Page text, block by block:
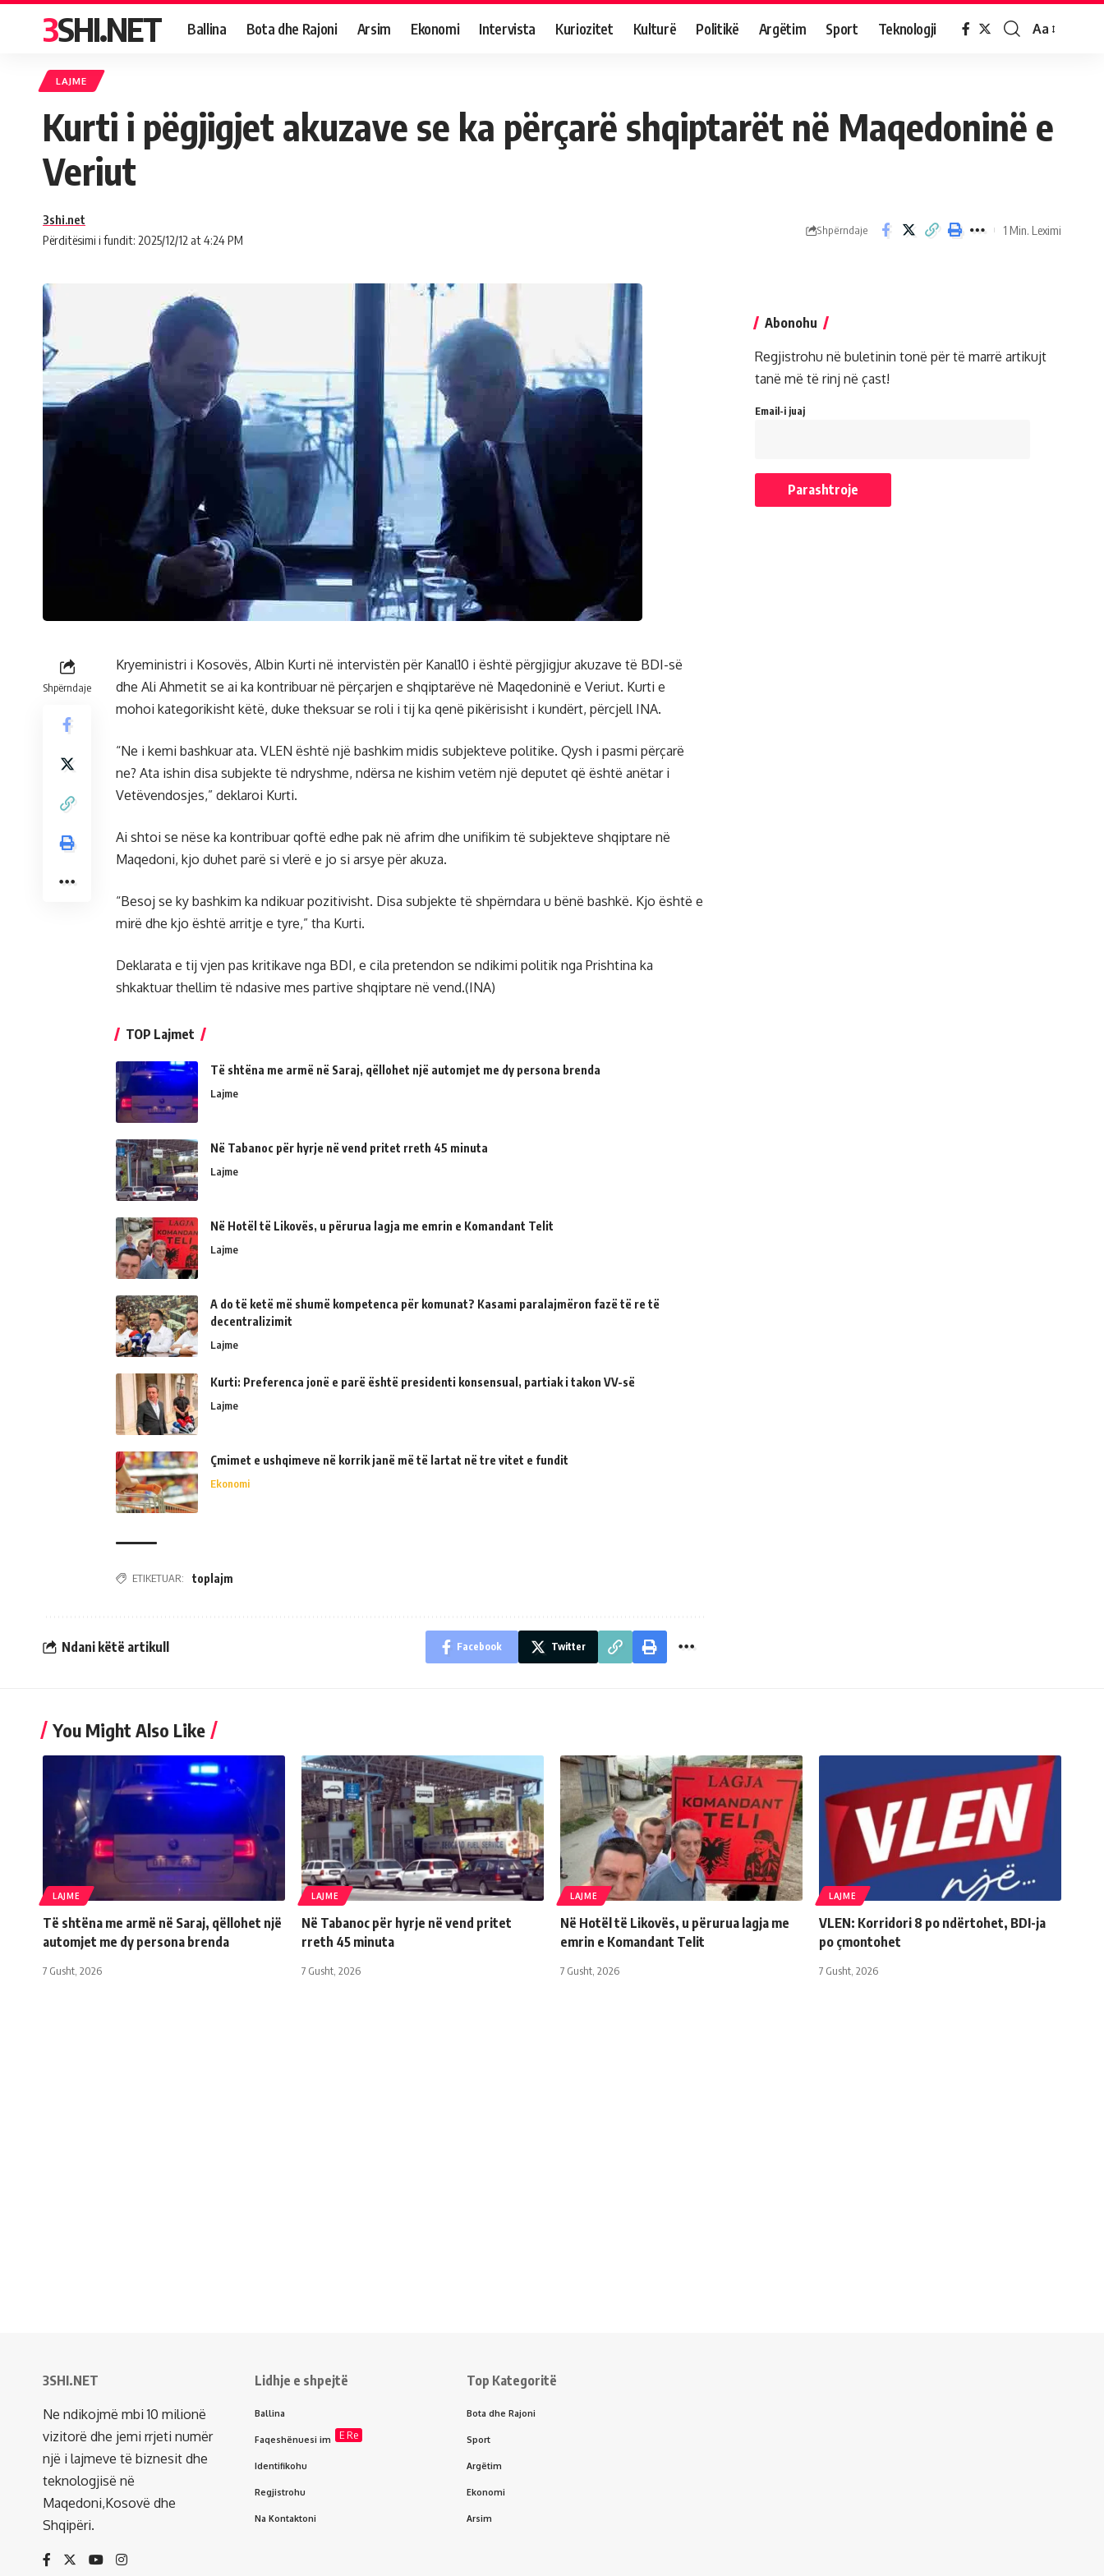
3SHI.NET Ballina Bota dhe Rajoni Arsim Ekonomi Intervista Kuriozitet Kulturë Politikë Argëtim Sport Teknologji Aa
LAJME
Kurti i pëgjigjet akuzave se ka përçarë shqiptarët në Maqedoninë e
Veriut
Përditësimi i fundit: 2025/12/12 at 4:24 PM
3shi.net
Shpërndaje 1 Min. Leximi
Shpërndaje
Kryeministri i Kosovës, Albin Kurti në intervistën për Kanal10 i është përgjigjur akuzave të BDI-së
dhe Ali Ahmetit se ai ka kontribuar në përçarjen e shqiptarëve në Maqedoninë e Veriut. Kurti e
mohoi kategorikisht këtë, duke theksuar se roli i tij ka qenë pikërisisht i kundërt, përcjell INA.
“Ne i kemi bashkuar ata. VLEN është një bashkim midis subjekteve politike. Qysh i pasmi përçarë
ne? Ata ishin disa subjekte të ndryshme, ndërsa ne kishim vetëm një deputet që është anëtar i
Vetëvendosjes,” deklaroi Kurti.
Ai shtoi se nëse ka kontribuar qoftë edhe pak në afrim dhe unifikim të subjekteve shqiptare në
Maqedoni, kjo duhet parë si vlerë e jo si arsye për akuza.
“Besoj se ky bashkim ka ndikuar pozitivisht. Disa subjekte të shpërndara u bënë bashkë. Kjo është e
mirë dhe kjo është arritje e tyre,” tha Kurti.
Deklarata e tij vjen pas kritikave nga BDI, e cila pretendon se ndikimi politik nga Prishtina ka
shkaktuar thellim të ndasive mes partive shqiptare në vend.(INA)
TOP Lajmet
Të shtëna me armë në Saraj, qëllohet një automjet me dy persona brenda
Lajme
Në Tabanoc për hyrje në vend pritet rreth 45 minuta
Lajme
Në Hotël të Likovës, u përurua lagja me emrin e Komandant Telit
Lajme
A do të ketë më shumë kompetenca për komunat? Kasami paralajmëron fazë të re të
decentralizimit
Lajme
Kurti: Preferenca jonë e parë është presidenti konsensual, partiak i takon VV-së
Lajme
Çmimet e ushqimeve në korrik janë më të lartat në tre vitet e fundit
Ekonomi
ETIKETUAR: toplajm
Ndani këtë artikull Facebook Twitter
Abonohu
Regjistrohu në buletinin tonë për të marrë artikujt
tanë më të rinj në çast!
Email-i juaj
You Might Also Like
LAJME
Të shtëna me armë në Saraj, qëllohet një
automjet me dy persona brenda
7 Gusht, 2026
LAJME
Në Tabanoc për hyrje në vend pritet
rreth 45 minuta
7 Gusht, 2026
LAJME
Në Hotël të Likovës, u përurua lagja me
emrin e Komandant Telit
7 Gusht, 2026
LAJME
VLEN: Korridori 8 po ndërtohet, BDI-ja
po çmontohet
7 Gusht, 2026
3SHI.NET
Ne ndikojmë mbi 10 milionë
vizitorë dhe jemi rrjeti numër
një i lajmeve të biznesit dhe
teknologjisë në
Maqedoni,Kosovë dhe
Shqipëri.
Lidhje e shpejtë
Ballina
Faqeshënuesi im E Re
Identifikohu
Regjistrohu
Na Kontaktoni
Top Kategoritë
Bota dhe Rajoni
Sport
Argëtim
Ekonomi
Arsim